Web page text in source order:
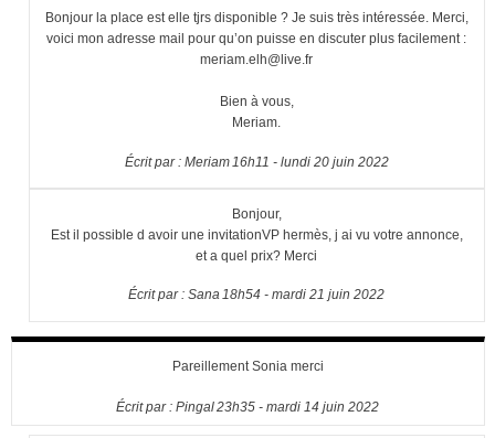
Bonjour la place est elle tjrs disponible ? Je suis très intéressée. Merci,
voici mon adresse mail pour qu’on puisse en discuter plus facilement :
meriam.elh@live.fr
Bien à vous,
Meriam.
Écrit par : Meriam 16h11 - lundi 20 juin 2022
Bonjour,
Est il possible d avoir une invitationVP hermès, j ai vu votre annonce,
et a quel prix? Merci
Écrit par :Sana18h54 -mardi 21 juin 2022
Pareillement Sonia merci
Écrit par : Pingal23h35- mardi 14 juin 2022